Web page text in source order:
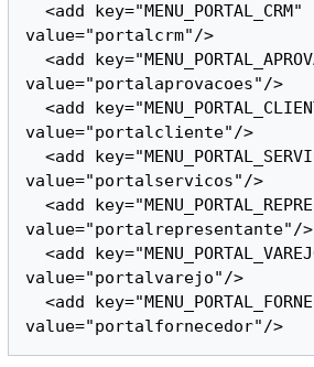
  <add key="MENU_PORTAL_CRM"
value="portalcrm"/>
  <add key="MENU_PORTAL_APROVACOES"
value="portalaprovacoes"/>
  <add key="MENU_PORTAL_CLIENTE"
value="portalcliente"/>
  <add key="MENU_PORTAL_SERVICOS"
value="portalservicos"/>
  <add key="MENU_PORTAL_REPRESENTANTE"
value="portalrepresentante"/>
  <add key="MENU_PORTAL_VAREJO"
value="portalvarejo"/>
  <add key="MENU_PORTAL_FORNECEDOR"